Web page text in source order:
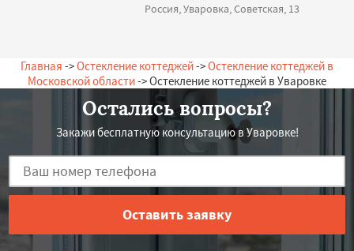
Россия, Уваровка, Советская, 13
Главная ->Остекление коттеджей->Остекление коттеджей в
Московской области-> Остекление коттеджей в Уваровке
Остались вопросы?
Закажи бесплатную консультацию в Уваровке!